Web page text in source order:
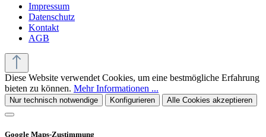
Impressum
Datenschutz
Kontakt
AGB
Diese Website verwendet Cookies, um eine bestmögliche Erfahrung
bieten zu können. Mehr Informationen ...
Nur technisch notwendige Konfigurieren Alle Cookies akzeptieren
Google Maps-Zustimmung